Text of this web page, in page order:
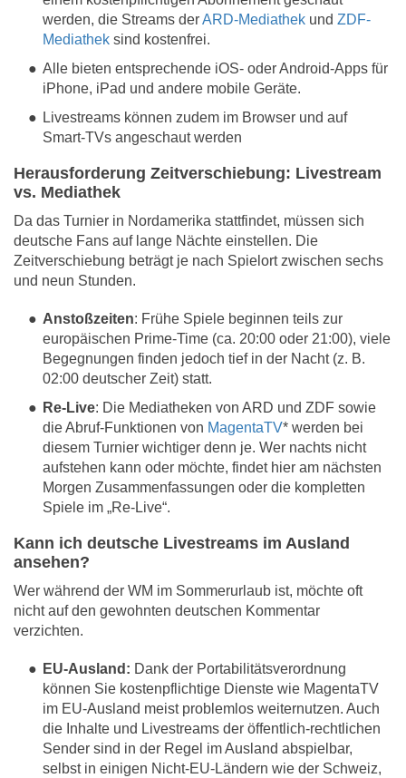
werden, die Streams derARD-Mediathek und ZDF-
Mediathek sind kostenfrei.
Alle bieten entsprechende iOS- oder Android-Apps für
iPhone, iPad und andere mobile Geräte.
Livestreams können zudem im Browser und auf
Smart-TVs angeschaut werden
Herausforderung Zeitverschiebung: Livestream
vs. Mediathek
Da das Turnier in Nordamerika stattfindet, müssen sich
deutsche Fans auf lange Nächte einstellen. Die
Zeitverschiebung beträgt je nach Spielort zwischen sechs
und neun Stunden.
Anstoßzeiten: Frühe Spiele beginnen teils zur
europäischen Prime-Time (ca. 20:00 oder 21:00), viele
Begegnungen finden jedoch tief in der Nacht (z. B.
02:00 deutscher Zeit) statt.
Re-Live: Die Mediatheken von ARD und ZDF sowie
die Abruf-Funktionen von MagentaTV* werden bei
diesem Turnier wichtiger denn je. Wer nachts nicht
aufstehen kann oder möchte, findet hier am nächsten
Morgen Zusammenfassungen oder die kompletten
Spiele im „Re-Live“.
Kann ich deutsche Livestreams im Ausland
ansehen?
Wer während der WM im Sommerurlaub ist, möchte oft
nicht auf den gewohnten deutschen Kommentar
verzichten.
EU-Ausland: Dank der Portabilitätsverordnung
können Sie kostenpflichtige Dienste wie MagentaTV
im EU-Ausland meist problemlos weiternutzen. Auch
die Inhalte und Livestreams der öffentlich-rechtlichen
Sender sind in der Regel im Ausland abspielbar,
selbst in einigen Nicht-EU-Ländern wie der Schweiz,